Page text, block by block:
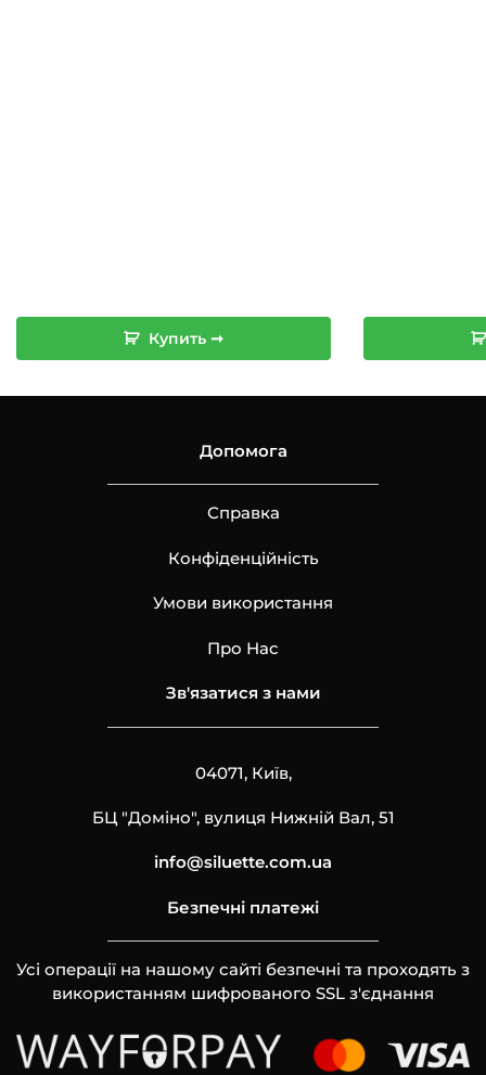
Купить ➞
Допомога
Справка
Конфіденційність
Умови використання
Про Нас
Зв'язатися з нами
04071, Київ,
БЦ "Доміно", вулиця Нижній Вал, 51
info@siluette.com.ua
Безпечні платежі
Усі операції на нашому сайті безпечні та проходять з
використанням шифрованого SSL з'єднання